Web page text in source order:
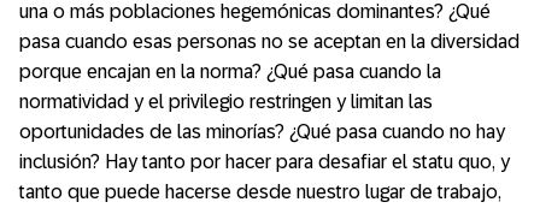
una o más poblaciones hegemónicas dominantes? ¿Qué
pasa cuando esas personas no se aceptan en la diversidad
porque encajan en la norma? ¿Qué pasa cuando la
normatividad y el privilegio restringen y limitan las
oportunidades de las minorías? ¿Qué pasa cuando no hay
inclusión? Hay tanto por hacer para desafiar el statu quo, y
tanto que puede hacerse desde nuestro lugar de trabajo,